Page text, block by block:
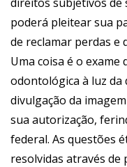
poderá pleitear sua
de reclamar perdas e
Uma coisa é o exame
odontológica à luz da
divulgação da
sua autorização,
federal. As questões
resolvidas através de